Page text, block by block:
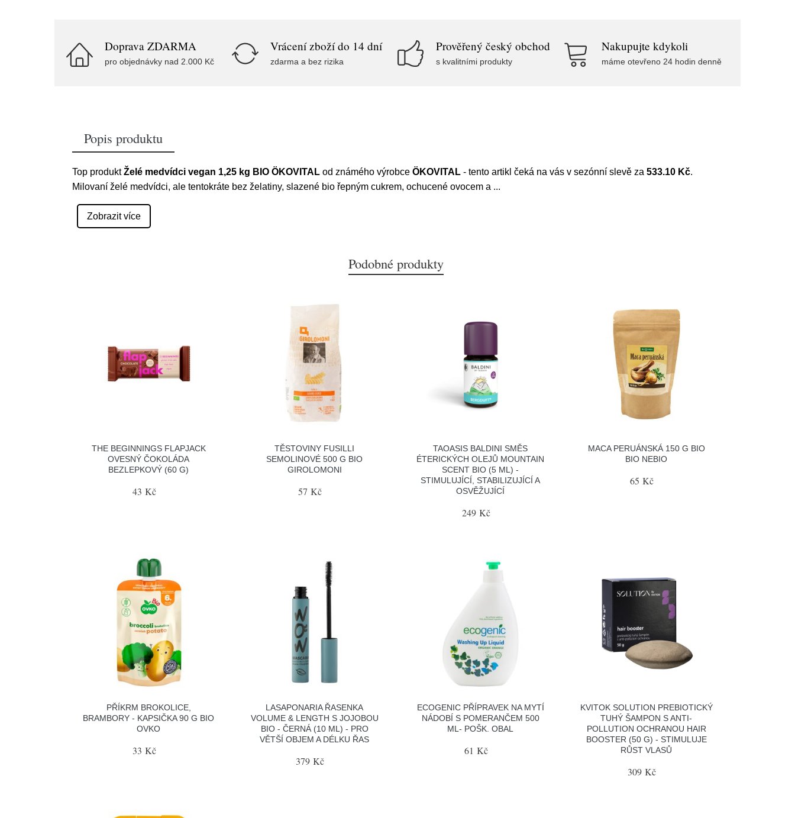
Doprava ZDARMA
pro objednávky nad 2.000 Kč
Vrácení zboží do 14 dní
zdarma a bez rizika
Prověřený český obchod
s kvalitními produkty
Nakupujte kdykoli
máme otevřeno 24 hodin denně
Popis produktu
Top produktŽelé medvídci vegan 1,25 kg BIO ÖKOVITAL od známého výrobce ÖKOVITAL - tento artikl čeká na vás v sezónní slevě za 533.10 Kč.
Milovaní želé medvídci, ale tentokráte bez želatiny, slazené bio řepným cukrem, ochucené ovocem a ...
Zobrazit více
Podobné produkty
THE BEGINNINGS FLAPJACK
OVESNÝ ČOKOLÁDA
BEZLEPKOVÝ (60 G)
43 Kč
TĚSTOVINY FUSILLI
SEMOLINOVÉ 500 G BIO
GIROLOMONI
57 Kč
TAOASIS BALDINI SMĚS
ÉTERICKÝCH OLEJŮ MOUNTAIN
SCENT BIO (5 ML) -
STIMULUJÍCÍ, STABILIZUJÍCÍ A
OSVĚŽUJÍCÍ
249 Kč
MACA PERUÁNSKÁ 150 G BIO
BIO NEBIO
65 Kč
PŘÍKRM BROKOLICE,
BRAMBORY - KAPSIČKA 90 G BIO
OVKO
33 Kč
LASAPONARIA ŘASENKA
VOLUME & LENGTH S JOJOBOU
BIO - ČERNÁ (10 ML) - PRO
VĚTŠÍ OBJEM A DÉLKU ŘAS
379 Kč
ECOGENIC PŘÍPRAVEK NA MYTÍ
NÁDOBÍ S POMERANČEM 500
ML- POŠK. OBAL
61 Kč
KVITOK SOLUTION PREBIOTICKÝ
TUHÝ ŠAMPON S ANTI-
POLLUTION OCHRANOU HAIR
BOOSTER (50 G) - STIMULUJE
RŮST VLASŮ
309 Kč